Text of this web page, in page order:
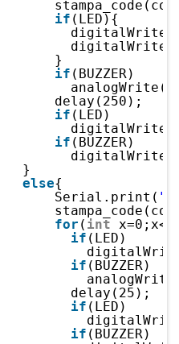
if (LED){
}
if (BUZZER)
delay(250);
if (LED)
if (BUZZER)
}
else
Serial.print(
for ( int
if (LED)
if (BUZZER)
if (LED)
if (BUZZER)